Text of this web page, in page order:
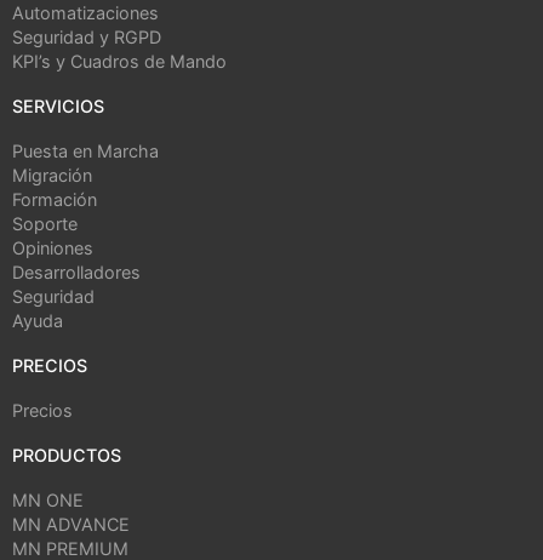
Automatizaciones
Seguridad y RGPD
KPI’s y Cuadros de Mando
SERVICIOS
Puesta en Marcha
Migración
Formación
Soporte
Opiniones
Desarrolladores
Seguridad
Ayuda
PRECIOS
Precios
PRODUCTOS
MN ONE
MN ADVANCE
MN PREMIUM